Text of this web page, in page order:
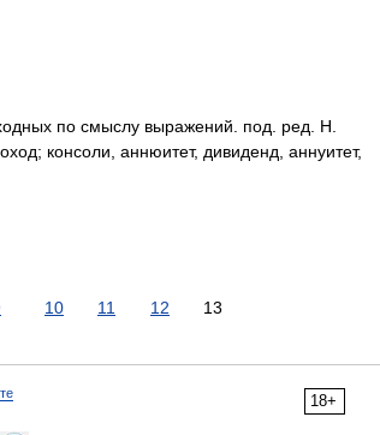
по смыслу выражений. под. ред. Н.
консоли, аннюитет, дивиденд, аннуитет,
10 11 12 13
18+